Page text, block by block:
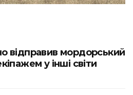
відправив мордорський
у інші світи